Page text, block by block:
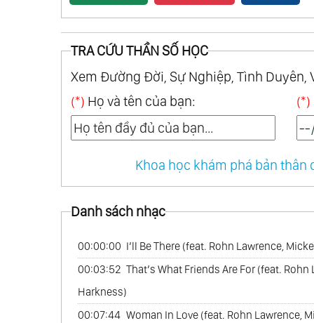
TRA CỨU THẦN SỐ HỌC
Xem Đường Đời, Sự Nghiệp, Tình Duyên,
(*) Họ và tên của bạn: (*)
Khoa học khám phá bản thân
Danh sách nhạc
00:00:00 I’ll Be There (feat. Rohn Lawrence,
00:03:52 That’s What Friends Are For (feat.
Harkness)
00:07:44 Woman In Love (feat. Rohn Lawrence,